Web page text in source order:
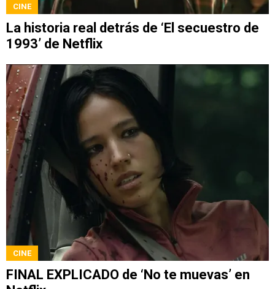
CINE
La historia real detrás de ‘El secuestro de
1993’ de Netflix
CINE
FINAL EXPLICADO de ‘No te muevas’ en